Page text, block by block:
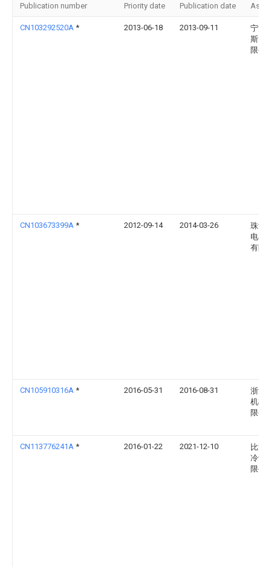
Publication number Priority date Publication date
CN103292520A * 2013-06-18 2013-09-11
宁波
斯电
限公
CN103673399A * 2012-09-14 2014-03-26
珠海
电器
有限
CN105910316A * 2016-05-31 2016-08-31
浙江
机械
限公
CN113776241A * 2016-01-22 2021-12-10
比泽
冷设
限公